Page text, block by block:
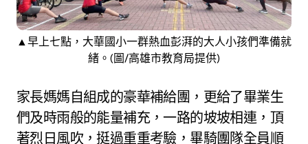
▲早上七點，大華國小一群熱血彭湃的大人小孩們準備就
緒。(圖/高雄市教育局提供)
家長媽媽自組成的豪華補給團，更給了畢業生
們及時雨般的能量補充，一路的坡坡相連，頂
著烈日風吹，挺過重重考驗，畢騎團隊全員順